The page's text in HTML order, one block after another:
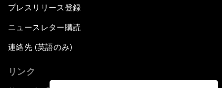
プレスリリース登録
ニュースレター購読
連絡先 (英語のみ)
リンク